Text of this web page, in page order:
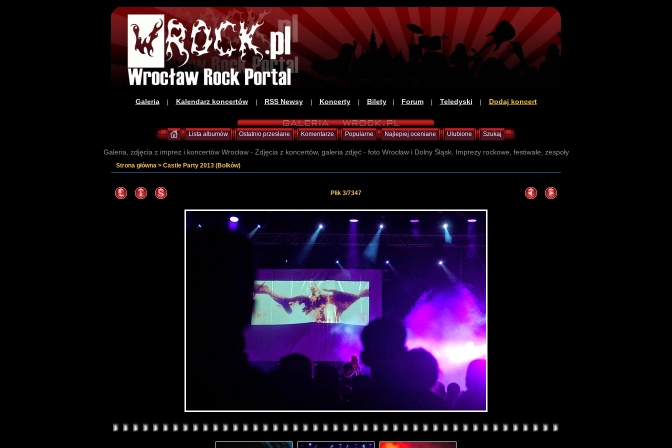
Galeria| Kalendarz koncertów| RSS Newsy| Koncerty| Bilety| Forum| Teledyski Dodaj koncert
Lista albumów Ostatnio przesłane Komentarze Popularne Najlepiej oceniane Ulubione Szukaj
Galeria, zdjęcia z imprez i koncertów Wrocław - Zdjęcia z koncertów, galeria zdjęć - foto Wrocław i Dolny Śląsk. Imprezy rockowe, festiwale, zespoły
Strona główna > Castle Party 2013 (Bolków)
Plik 3/7347